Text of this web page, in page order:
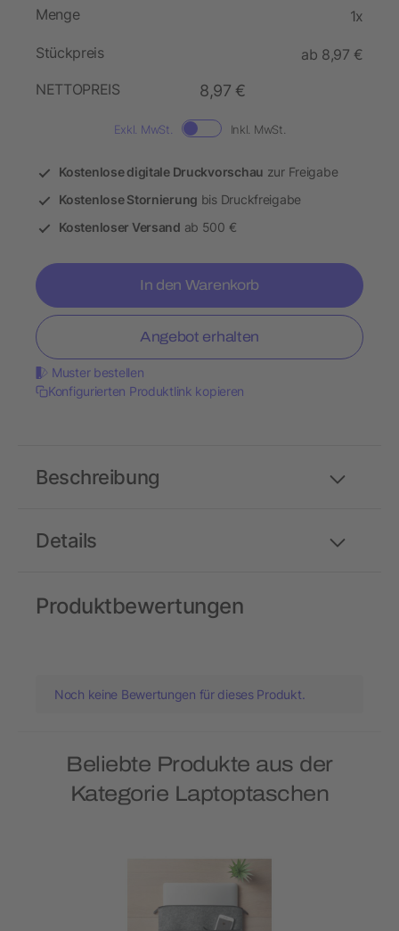
Menge 1x
Stückpreis
ab 8,97 €
NETTOPREIS
8,97 €
Exkl. MwSt. Inkl. MwSt.
Kostenlose digitale Druckvorschau zur Freigabe
Kostenlose Stornierung bis Druckfreigabe
Kostenloser Versand ab 500 €
In den Warenkorb
Angebot erhalten
Muster bestellen
Konfigurierten Produktlink kopieren
Details
Beschreibung
Produktbewertungen
Noch keine Bewertungen für dieses Produkt.
Beliebte Produkte aus der
Kategorie Laptoptaschen